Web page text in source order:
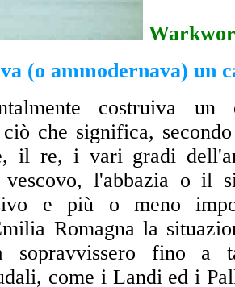
(o ammodernava) un
costruiva
che significa,
il re, i vari gradi
l'abbazia o il
e più o meno
Romagna la
sopravvissero fino a
come i Landi ed i